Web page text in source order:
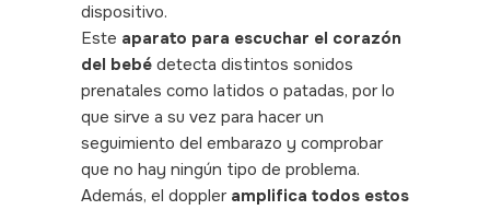
dispositivo.
Este aparato para escuchar el corazón
del bebé detecta distintos sonidos
prenatales como latidos o patadas, por lo
que sirve a su vez para hacer un
seguimiento del embarazo y comprobar
que no hay ningún tipo de problema.
Además, el doppler amplifica todos estos